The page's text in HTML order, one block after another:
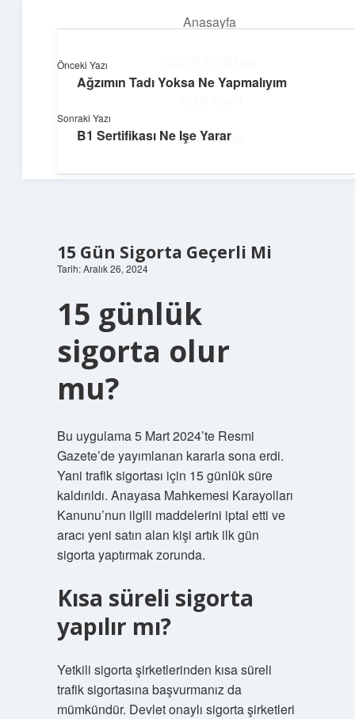
Anasayfa
Hakkımızda
Dijital Dünya Günlüğü
15 Gün Sigorta Geçerli Mi
Tarih: Aralık 26, 2024
15 günlük
sigorta olur
mu?
Bu uygulama 5 Mart 2024’te Resmi
Gazete’de yayımlanan kararla sona erdi.
Yani trafik sigortası için 15 günlük süre
kaldırıldı. Anayasa Mahkemesi Karayolları
Kanunu’nun ilgili maddelerini iptal etti ve
aracı yeni satın alan kişi artık ilk gün
sigorta yaptırmak zorunda.
Kısa süreli sigorta
yapılır mı?
Yetkili sigorta şirketlerinden kısa süreli
trafik sigortasına başvurmanız da
mümkündür. Devlet onaylı sigorta şirketleri
Önceki Yazı
Ağzımın Tadı Yoksa Ne Yapmalıyım
Sonraki Yazı
B1 Sertifikası Ne Işe Yarar